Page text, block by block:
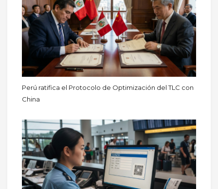
Perú ratifica el Protocolo de Optimización del TLC con
China